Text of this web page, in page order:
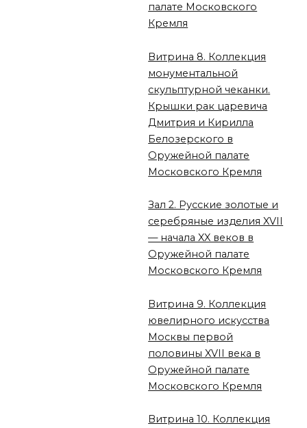
палате Московского
Кремля
Витрина 8. Коллекция
монументальной
скульптурной чеканки.
Крышки рак царевича
Дмитрия и Кирилла
Белозерского в
Оружейной палате
Московского Кремля
Зал 2. Русские золотые и
серебряные изделия XVII
— начала XX веков в
Оружейной палате
Московского Кремля
Витрина 9. Коллекция
ювелирного искусства
Москвы первой
половины XVII века в
Оружейной палате
Московского Кремля
Витрина 10. Коллекция